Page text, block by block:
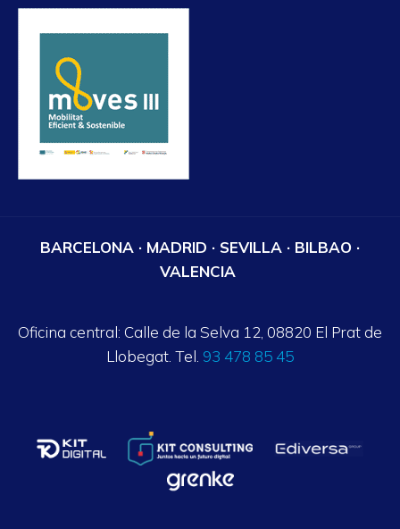
BARCELONA · MADRID · SEVILLA · BILBAO ·
VALENCIA
Oficina central: Calle de la Selva 12, 08820 El Prat de
Llobegat. Tel. 93 478 85 45